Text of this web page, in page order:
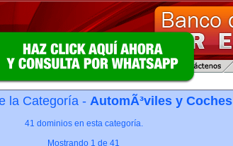
la Categoría - AutomÃ³viles y Coches
41 dominios en esta categoría.
Mostrando 1 de 41